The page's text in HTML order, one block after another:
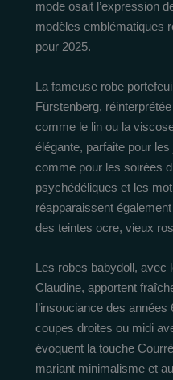
mode osait l’expression
modèles emblématiques
pour 2025.
La fameuse robe
Fürstenberg,
comme le lin ou la
élégante, parfaite pour
comme pour les soirées
psychédéliques et les
réapparaissent
des teintes ocre, vieux
Les robes babydoll, avec
Claudine, apportent
l’insouciance des
coupes droites ou midi
évoquent la touche
mariant minimalisme et